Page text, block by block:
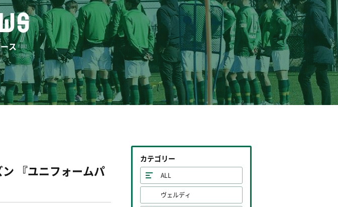
ス
『ユニフォームパ
カテゴリー
ALL
ヴェルディ